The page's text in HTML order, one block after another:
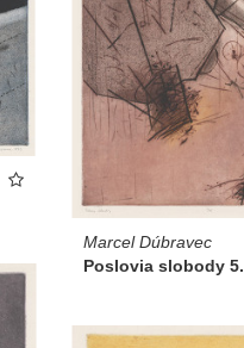
Marcel Dúbravec
Poslovia slobody 5.